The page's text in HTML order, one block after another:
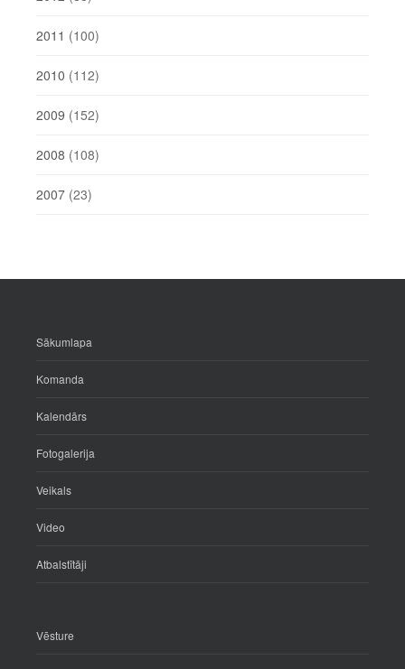
2011 (100)
2010 (112)
2009 (152)
2008 (108)
2007 (23)
Sākumlapa
Komanda
Kalendārs
Fotogalerija
Veikals
Video
Atbalstītāji
Vēsture